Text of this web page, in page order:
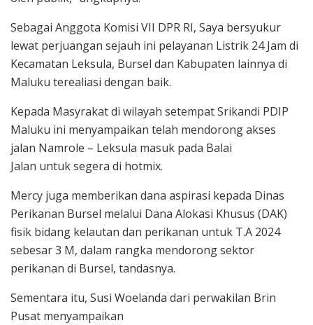
Sebagai Anggota Komisi VII DPR RI, Saya bersyukur
lewat perjuangan sejauh ini pelayanan Listrik 24 Jam di
Kecamatan Leksula, Bursel dan Kabupaten lainnya di
Maluku terealiasi dengan baik.
Kepada Masyrakat di wilayah setempat Srikandi PDIP
Maluku ini menyampaikan telah mendorong akses
jalan Namrole – Leksula masuk pada Balai
Jalan untuk segera di hotmix.
Mercy juga memberikan dana aspirasi kepada Dinas
Perikanan Bursel melalui Dana Alokasi Khusus (DAK)
fisik bidang kelautan dan perikanan untuk T.A 2024
sebesar 3 M, dalam rangka mendorong sektor
perikanan di Bursel, tandasnya.
Sementara itu, Susi Woelanda dari perwakilan Brin
Pusat menyampaikan